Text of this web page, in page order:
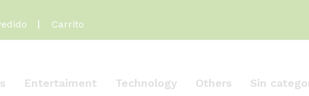
Carrito
Entertaiment Technology Others Sin